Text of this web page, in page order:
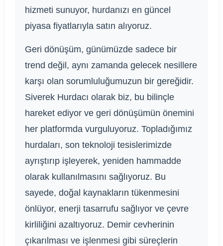
hizmeti sunuyor, hurdanızı en güncel
piyasa fiyatlarıyla satın alıyoruz.
Geri dönüşüm, günümüzde sadece bir
trend değil, aynı zamanda gelecek nesillere
karşı olan sorumluluğumuzun bir gereğidir.
Siverek Hurdacı olarak biz, bu bilinçle
hareket ediyor ve geri dönüşümün önemini
her platformda vurguluyoruz. Topladığımız
hurdaları, son teknoloji tesislerimizde
ayrıştırıp işleyerek, yeniden hammadde
olarak kullanılmasını sağlıyoruz. Bu
sayede, doğal kaynakların tükenmesini
önlüyor, enerji tasarrufu sağlıyor ve çevre
kirliliğini azaltıyoruz. Demir cevherinin
çıkarılması ve işlenmesi gibi süreçlerin